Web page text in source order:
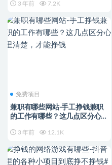
3 年前 7.2K
免费项目
兼职有哪些网站-手工挣钱兼职
的工作有哪些？这几点区分心里
3 年前 12.1K